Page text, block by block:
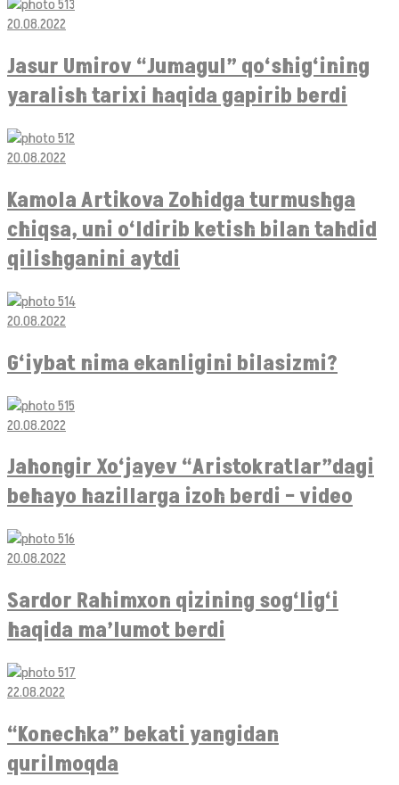
20.08.2022
Jasur Umirov “Jumagul” qo‘shig‘ining
yaralish tarixi haqida gapirib berdi
20.08.2022
Kamola Artikova Zohidga turmushga
chiqsa, uni o‘ldirib ketish bilan tahdid
qilishganini aytdi
20.08.2022
G‘iybat nima ekanligini bilasizmi?
20.08.2022
Jahongir Xo‘jayev “Aristokratlar”dagi
behayo hazillarga izoh berdi – video
20.08.2022
Sardor Rahimxon qizining sog‘lig‘i
haqida ma’lumot berdi
22.08.2022
“Konechka” bekati yangidan
qurilmoqda